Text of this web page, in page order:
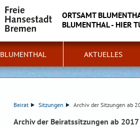
ORTSAMT
BLUMENTHAL - HIER
BLUMENTHAL AKTUELLES
Beirat Sitzungen Archiv der Sitzungen ab
Archiv der Beiratssitzungen ab 2017